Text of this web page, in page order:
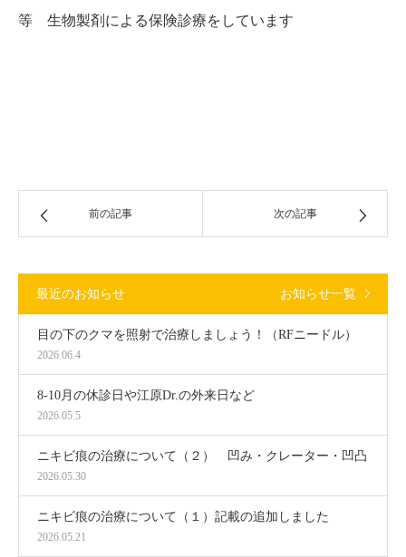
等 生物製剤による保険診療をしています
前の記事 次の記事
最近のお知らせ お知らせ一覧
目の下のクマを照射で治療しましょう！（RFニードル）
2026.06.4
8-10月の休診日や江原Dr.の外来日など
2026.05.5
ニキビ痕の治療について（２） 凹み・クレーター・凹凸
2026.05.30
ニキビ痕の治療について（１）記載の追加しました
2026.05.21